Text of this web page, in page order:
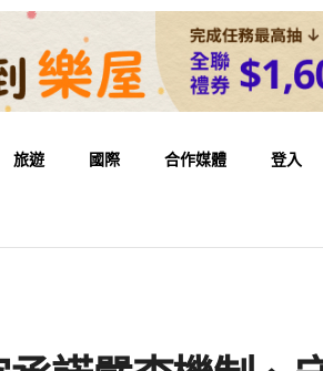
旅遊 國際 合作媒體 登入